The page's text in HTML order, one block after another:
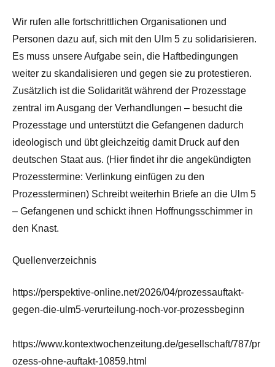
Wir rufen alle fortschrittlichen Organisationen und
Personen dazu auf, sich mit den Ulm 5 zu solidarisieren.
Es muss unsere Aufgabe sein, die Haftbedingungen
weiter zu skandalisieren und gegen sie zu protestieren.
Zusätzlich ist die Solidarität während der Prozesstage
zentral im Ausgang der Verhandlungen – besucht die
Prozesstage und unterstützt die Gefangenen dadurch
ideologisch und übt gleichzeitig damit Druck auf den
deutschen Staat aus. (Hier findet ihr die angekündigten
Prozesstermine: Verlinkung einfügen zu den
Prozessterminen) Schreibt weiterhin Briefe an die Ulm 5
– Gefangenen und schickt ihnen Hoffnungsschimmer in
den Knast.
Quellenverzeichnis
https://perspektive-online.net/2026/04/prozessauftakt-
gegen-die-ulm5-verurteilung-noch-vor-prozessbeginn
https://www.kontextwochenzeitung.de/gesellschaft/787/pr
ozess-ohne-auftakt-10859.html